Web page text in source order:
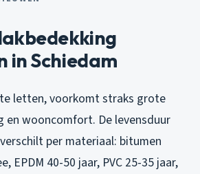
in Schiedam
letten, voorkomt straks grote
en wooncomfort. De levensduur
per materiaal: bitumen
EPDM 40-50 jaar, PVC 25-35 jaar,